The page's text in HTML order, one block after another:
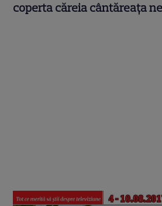
coperta căreia cântăreaţa